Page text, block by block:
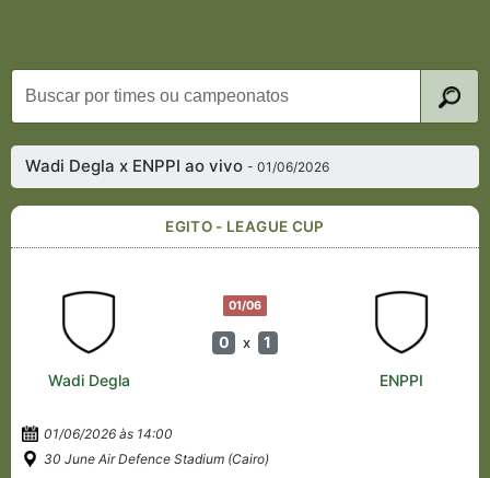
Wadi Degla x ENPPI ao vivo- 01/06/2026
EGITO - LEAGUE CUP
01/06
0 x 1
Wadi Degla ENPPI
01/06/2026 às 14:00
30 June Air Defence Stadium (Cairo)